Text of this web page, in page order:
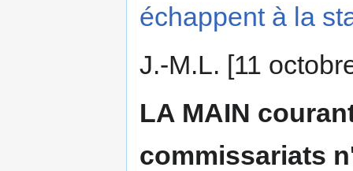
échappent à la
J.-M.L. [11
LA MAIN
commissariats